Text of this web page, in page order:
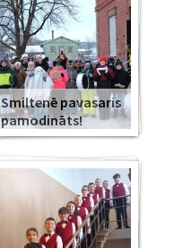
Smiltenē pavasaris
pamodināts!